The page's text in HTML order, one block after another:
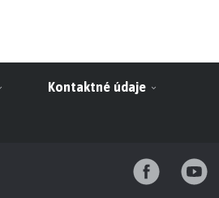
Kontaktné údaje